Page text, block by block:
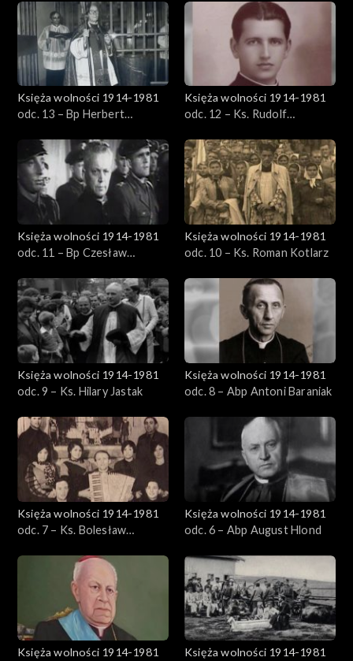
Księża wolności 1914-1981
odc. 13 – Bp Herbert
Księża wolności 1914-1981
odc. 12 – Ks. Rudolf
Księża wolności 1914-1981
odc. 11 – Bp Czesław
Księża wolności 1914-1981
odc. 10 – Ks. Roman Kotlarz
Księża wolności 1914-1981
odc. 9 – Ks. Hilary Jastak
Księża wolności 1914-1981
odc. 8 – Abp Antoni Baraniak
Księża wolności 1914-1981
odc. 7 – Ks. Bolesław
Księża wolności 1914-1981
odc. 6 – Abp August Hlond
Księża wolności 1914-1981
Księża wolności 1914-1981